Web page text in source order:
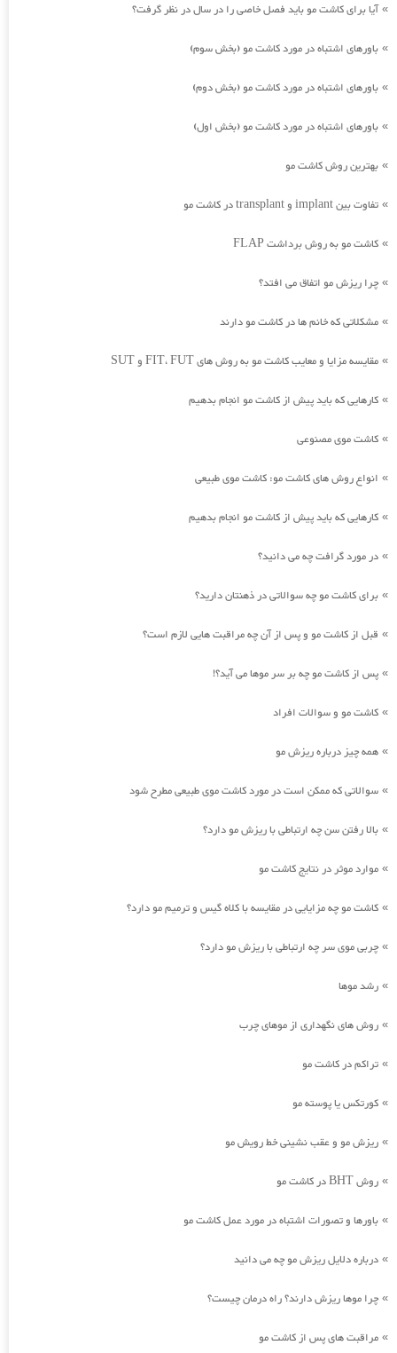
»آیا برای کاشت مو باید فصل خاصی را در سال در نظر گرفت؟
» باورهای اشتباه در مورد کاشت مو (بخش سوم)
» باورهای اشتباه در مورد کاشت مو (بخش دوم)
» باورهای اشتباه در مورد کاشت مو (بخش اول)
» بهترین روش کاشت مو
» تفاوت بین implant و transplant در کاشت مو
» کاشت مو به روش برداشت FLAP
» چرا ریزش مو اتفاق می افتد؟
» مشکلاتی که خانم ها در کاشت مو دارند
» مقایسه مزایا و معایب کاشت مو به روش های FIT، FUT و SUT
» کارهایی که باید پیش از کاشت مو انجام بدهیم
» کاشت موی مصنوعی
» انواع روش های کاشت مو: کاشت موی طبیعی
» کارهایی که باید پیش از کاشت مو انجام بدهیم
» در مورد گرافت چه می دانید؟
» برای کاشت مو چه سوالاتی در ذهنتان دارید؟
» قبل از کاشت مو و پس از آن چه مراقبت هایی لازم است؟
» پس از کاشت مو چه بر سر موها می آید؟!
» کاشت مو و سوالات افراد
» همه چیز درباره ریزش مو
» سوالاتی که ممکن است در مورد کاشت موی طبیعی مطرح شود
» بالا رفتن سن چه ارتباطی با ریزش مو دارد؟
» موارد موثر در نتایج کاشت مو
» کاشت مو چه مزایایی در مقایسه با کلاه گیس و ترمیم مو دارد؟
» چربی موی سر چه ارتباطی با ریزش مو دارد؟
» رشد موها
» روش های نگهداری از موهای چرب
» تراکم در کاشت مو
» کورتکس یا پوسته مو
» ریزش مو و عقب نشینی خط رویش مو
» روش BHT در کاشت مو
» باورها و تصورات اشتباه در مورد عمل کاشت مو
» درباره دلایل ریزش مو چه می دانید
» چرا موها ریزش دارند؟ راه درمان چیست؟
» مراقبت های پس از کاشت مو